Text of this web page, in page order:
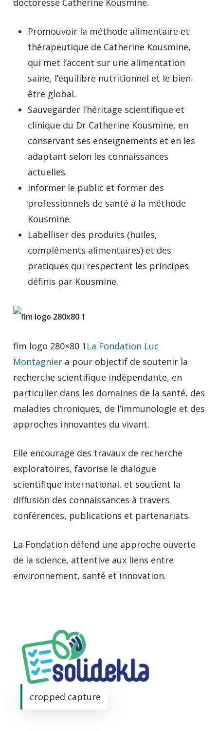
doctoresse Catherine Kousmine.
Promouvoir la méthode alimentaire et
thérapeutique de Catherine Kousmine,
qui met l’accent sur une alimentation
saine, l’équilibre nutritionnel et le bien-
être global.
Sauvegarder l’héritage scientifique et
clinique du Dr Catherine Kousmine, en
conservant ses enseignements et en les
adaptant selon les connaissances
actuelles.
Informer le public et former des
professionnels de santé à la méthode
Kousmine.
Labelliser des produits (huiles,
compléments alimentaires) et des
pratiques qui respectent les principes
définis par Kousmine.
flm logo 280×80 1 La Fondation Luc
Montagniera pour objectif de soutenir la
recherche scientifique indépendante, en
particulier dans les domaines de la santé, des
maladies chroniques, de l’immunologie et des
approches innovantes du vivant.
Elle encourage des travaux de recherche
exploratoires, favorise le dialogue
scientifique international, et soutient la
diffusion des connaissances à travers
conférences, publications et partenariats.
La Fondation défend une approche ouverte
de la science, attentive aux liens entre
environnement, santé et innovation.
cropped capture